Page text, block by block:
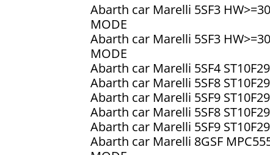
Abarth car Marelli 5SF3
MODE
Abarth car Marelli 5SF3
MODE
Abarth car Marelli 5SF4
Abarth car Marelli 5SF8
Abarth car Marelli 5SF9
Abarth car Marelli 5SF8
Abarth car Marelli 5SF9
Abarth car Marelli 8GSF